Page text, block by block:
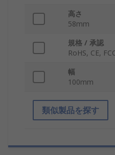
高さ
58mm
規格 / 承認
RoHS, CE,
幅
100mm
類似製品を探す